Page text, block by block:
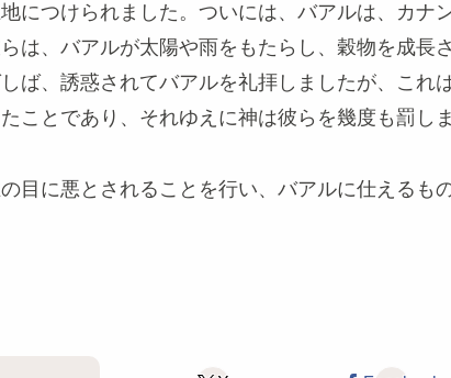
につけられました。ついには、バアルは、カナ
は、バアルが太陽や雨をもたらし、穀物を成長
ば、誘惑されてバアルを礼拝しましたが、これ
ことであり、それゆえに神は彼らを幾度も罰しま
目に悪とされることを行い、バアルに仕えるも